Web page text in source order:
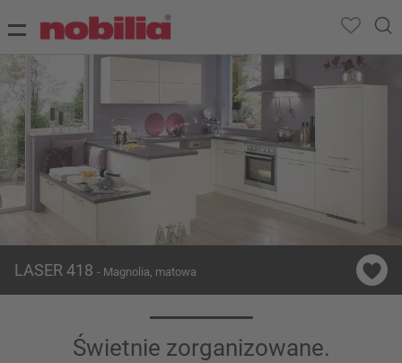
LASER 418 - Magnolia, matowa
Świetnie zorganizowane.